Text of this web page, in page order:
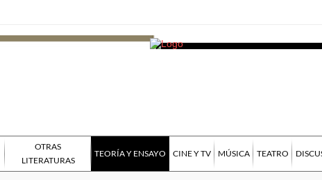
OTRAS
LITERATURAS
TEORÍA Y ENSAYO CINE Y TV MÚSICA TEATRO